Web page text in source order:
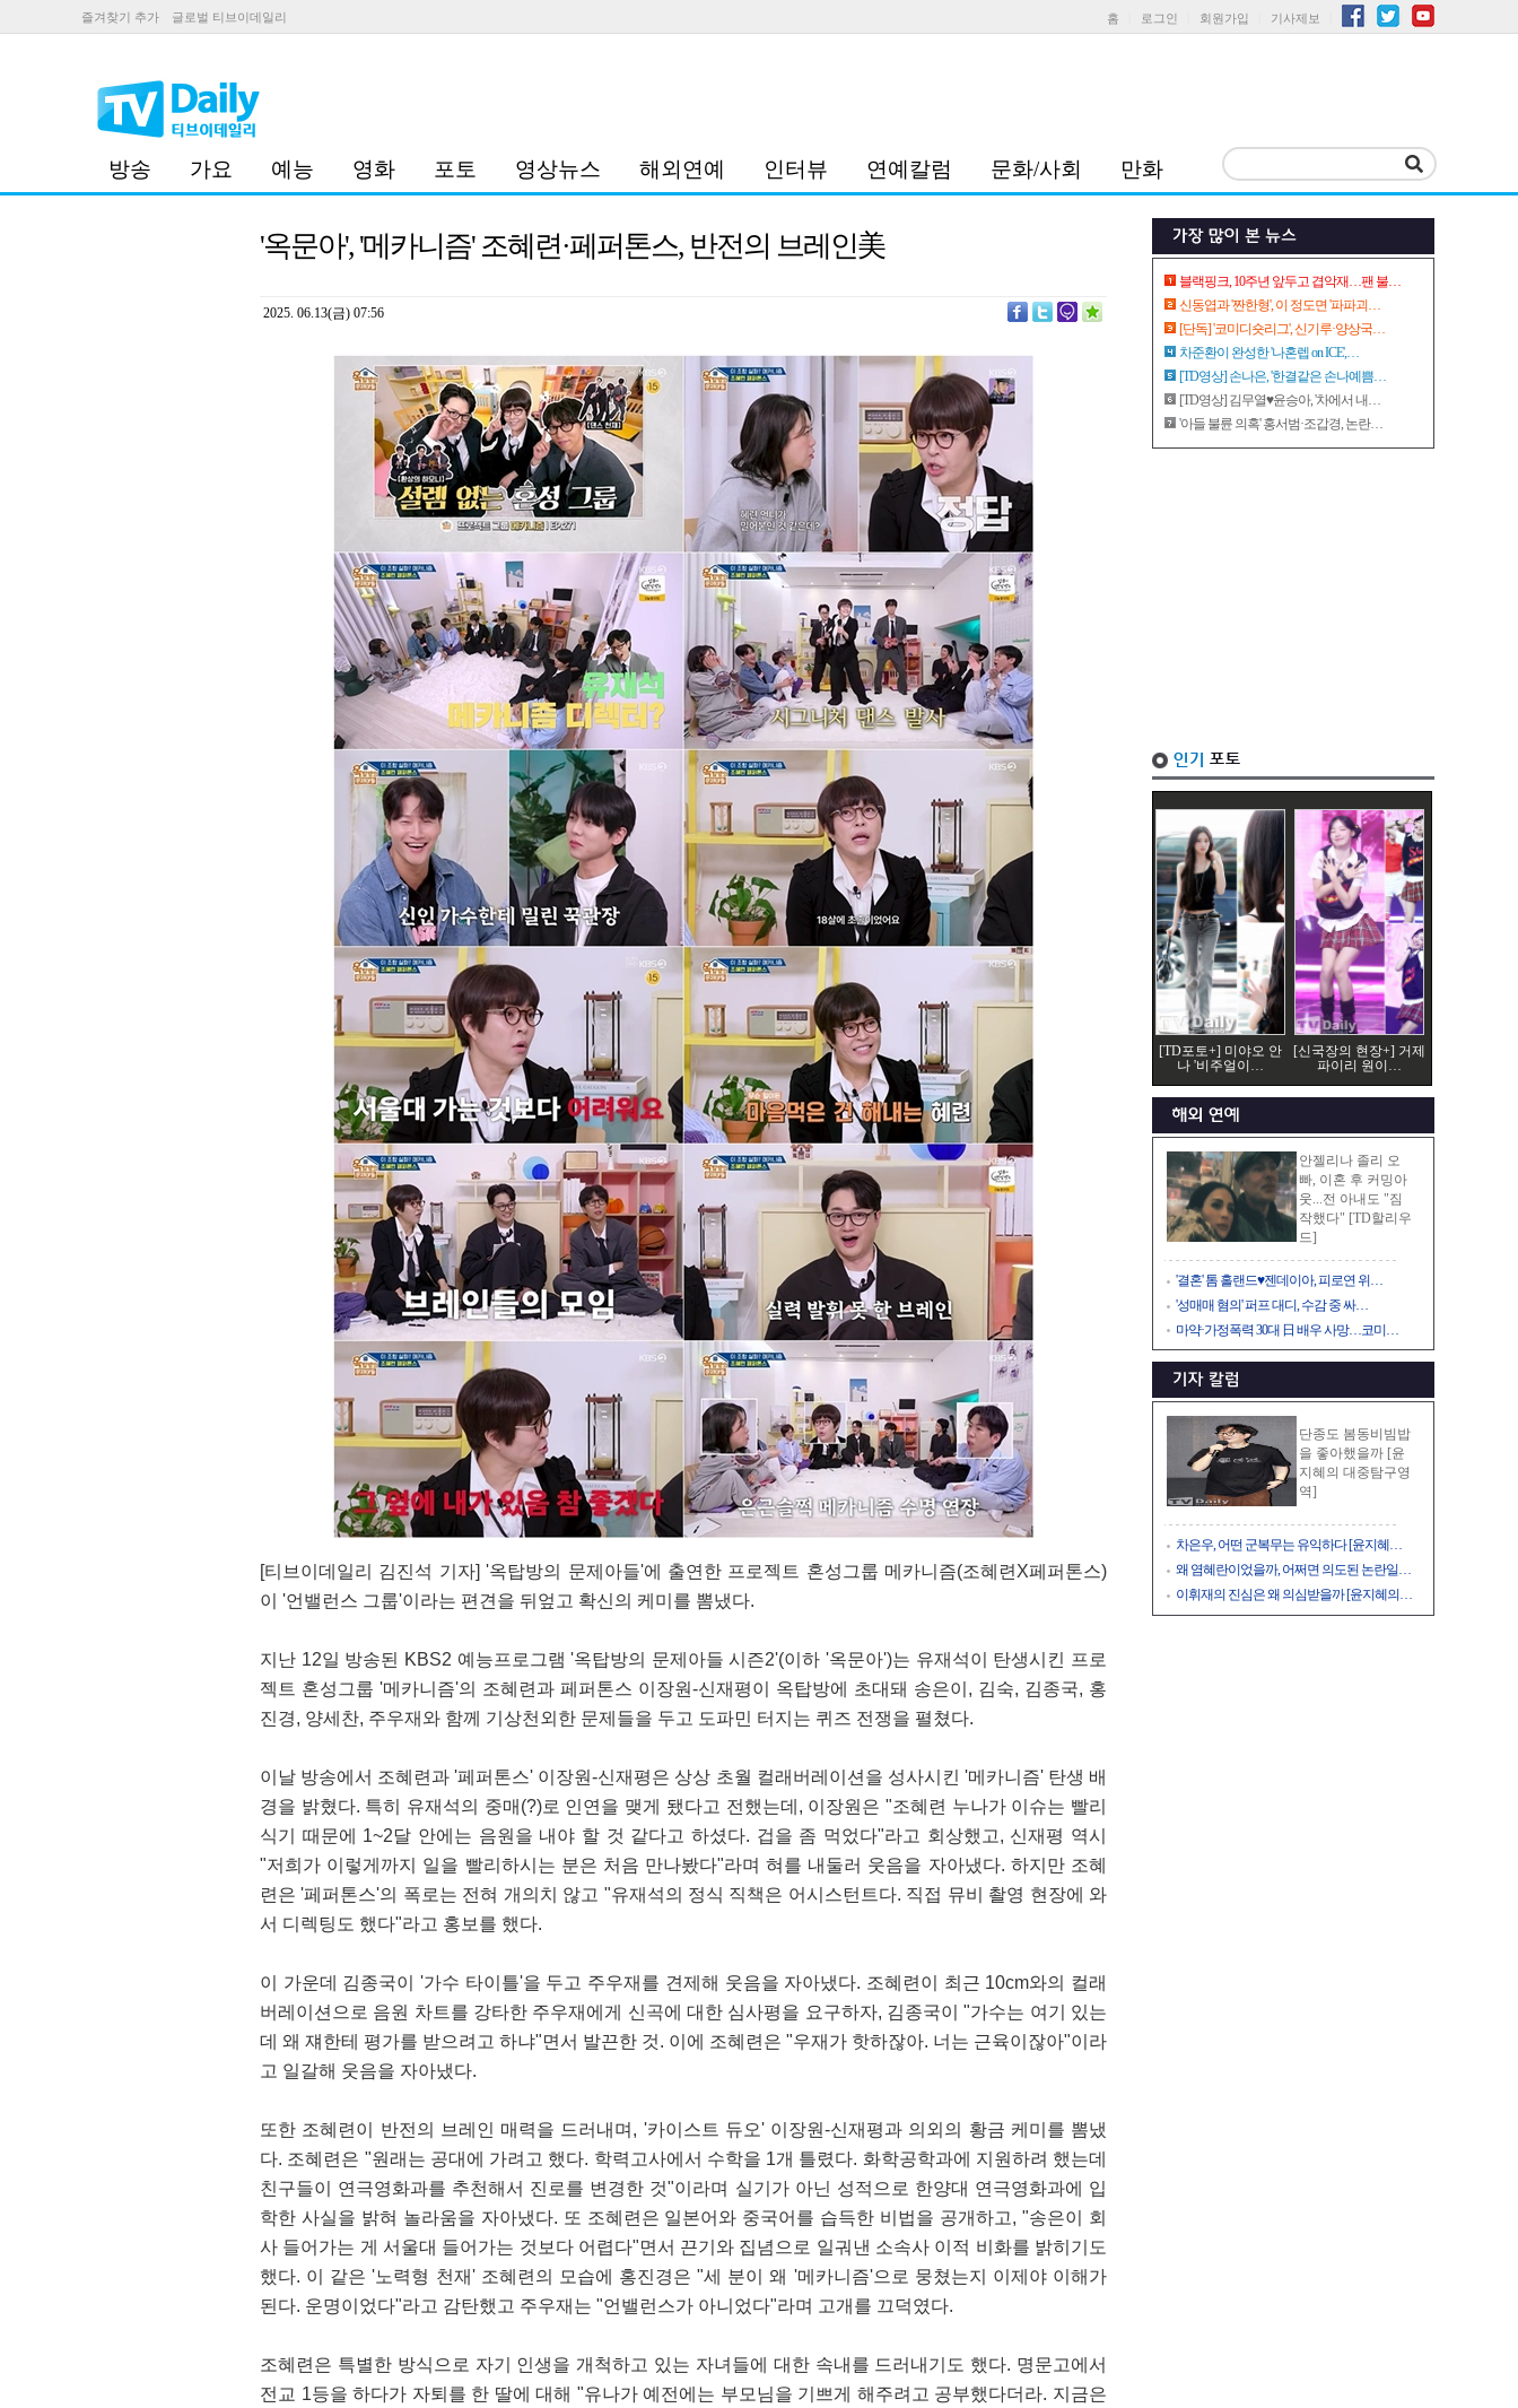
즐겨찾기 추가 글로벌 티브이데일리 홈 로그인 회원가입 기사제보
방송 가요 예능 영화 포토 영상뉴스 해외연예 인터뷰 연예칼럼 문화/사회 만화
'옥문아', '메카니즘' 조혜련·페퍼톤스, 반전의 브레인美
2025. 06.13(금) 07:56
[티브이데일리 김진석 기자] '옥탑방의 문제아들'에 출연한 프로젝트 혼성그룹 메카니즘(조혜련X페퍼톤스)
이 '언밸런스 그룹'이라는 편견을 뒤엎고 확신의 케미를 뽐냈다.
지난 12일 방송된 KBS2 예능프로그램 '옥탑방의 문제아들 시즌2'(이하 '옥문아')는 유재석이 탄생시킨 프로
젝트 혼성그룹 '메카니즘'의 조혜련과 페퍼톤스 이장원-신재평이 옥탑방에 초대돼 송은이, 김숙, 김종국, 홍
진경, 양세찬, 주우재와 함께 기상천외한 문제들을 두고 도파민 터지는 퀴즈 전쟁을 펼쳤다.
이날 방송에서 조혜련과 '페퍼톤스' 이장원-신재평은 상상 초월 컬래버레이션을 성사시킨 '메카니즘' 탄생 배
경을 밝혔다. 특히 유재석의 중매(?)로 인연을 맺게 됐다고 전했는데, 이장원은 "조혜련 누나가 이슈는 빨리
식기 때문에 1~2달 안에는 음원을 내야 할 것 같다고 하셨다. 겁을 좀 먹었다"라고 회상했고, 신재평 역시
"저희가 이렇게까지 일을 빨리하시는 분은 처음 만나봤다"라며 혀를 내둘러 웃음을 자아냈다. 하지만 조혜
련은 '페퍼톤스'의 폭로는 전혀 개의치 않고 "유재석의 정식 직책은 어시스턴트다. 직접 뮤비 촬영 현장에 와
서 디렉팅도 했다"라고 홍보를 했다.
이 가운데 김종국이 '가수 타이틀'을 두고 주우재를 견제해 웃음을 자아냈다. 조혜련이 최근 10cm와의 컬래
버레이션으로 음원 차트를 강타한 주우재에게 신곡에 대한 심사평을 요구하자, 김종국이 "가수는 여기 있는
데 왜 쟤한테 평가를 받으려고 하냐"면서 발끈한 것. 이에 조혜련은 "우재가 핫하잖아. 너는 근육이잖아"이라
고 일갈해 웃음을 자아냈다.
또한 조혜련이 반전의 브레인 매력을 드러내며, '카이스트 듀오' 이장원-신재평과 의외의 황금 케미를 뽐냈
다. 조혜련은 "원래는 공대에 가려고 했다. 학력고사에서 수학을 1개 틀렸다. 화학공학과에 지원하려 했는데
친구들이 연극영화과를 추천해서 진로를 변경한 것"이라며 실기가 아닌 성적으로 한양대 연극영화과에 입
학한 사실을 밝혀 놀라움을 자아냈다. 또 조혜련은 일본어와 중국어를 습득한 비법을 공개하고, "송은이 회
사 들어가는 게 서울대 들어가는 것보다 어렵다"면서 끈기와 집념으로 일궈낸 소속사 이적 비화를 밝히기도
했다. 이 같은 '노력형 천재' 조혜련의 모습에 홍진경은 "세 분이 왜 '메카니즘'으로 뭉쳤는지 이제야 이해가
된다. 운명이었다"라고 감탄했고 주우재는 "언밸런스가 아니었다"라며 고개를 끄덕였다.
조혜련은 특별한 방식으로 자기 인생을 개척하고 있는 자녀들에 대한 속내를 드러내기도 했다. 명문고에서
전교 1등을 하다가 자퇴를 한 딸에 대해 "유나가 예전에는 부모님을 기쁘게 해주려고 공부했다더라. 지금은
블랙핑크, 10주년 앞두고 겹악재…팬 불…
신동엽과 '짠한형', 이 정도면 '파파괴…
[단독] '코미디숏리그', 신기루·양상국…
차준환이 완성한 '나혼렙 on ICE',…
[TD영상] 손나은, '한결같은 손나예쁨…
[TD영상] 김무열♥윤승아, '차에서 내…
'아들 불륜 의혹' 홍서범·조갑경, 논란…
[TD포토+] 미야오 안
나 '비주얼이…
[신국장의 현장+] 거제
파이리 원이…
안젤리나 졸리 오
빠, 이혼 후 커밍아
웃...전 아내도 "짐
작했다" [TD할리우
드]
'결혼' 톰 홀랜드♥젠데이아, 피로연 위…
'성매매 혐의' 퍼프 대디, 수감 중 싸…
마약·가정폭력 30대 日 배우 사망…코미…
단종도 봄동비빔밥
을 좋아했을까 [윤
지혜의 대중탐구영
역]
차은우, 어떤 군복무는 유익하다 [윤지혜…
왜 염혜란이었을까, 어쩌면 의도된 논란일…
이휘재의 진심은 왜 의심받을까 [윤지혜의…